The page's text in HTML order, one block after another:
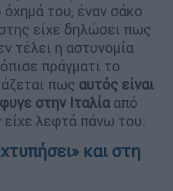
του, έναν σάκο
είχε δηλώσει πως
τέλει η αστυνομία
πράγματι το
πως αυτός είναι
στην Ιταλίααπό
είχε λεφτά πάνω του.
και στη